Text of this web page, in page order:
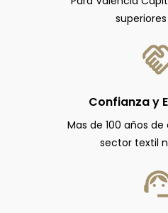
Confianza y
Mas de 100 años
sector textil